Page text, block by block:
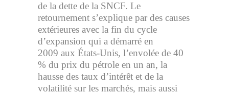
de la dette de la SNCF. Le
retournement s’explique par des causes
extérieures avec la fin du cycle
d’expansion qui a démarré en
2009 aux États-Unis, l’envolée de 40
% du prix du pétrole en un an, la
hausse des taux d’intérêt et de la
volatilité sur les marchés, mais aussi